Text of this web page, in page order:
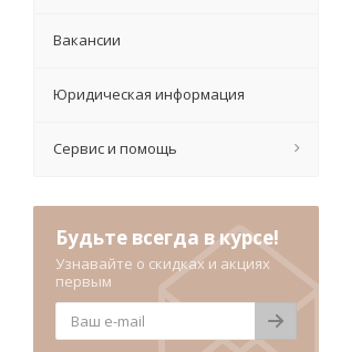
Вакансии
Юридическая информация
Сервис и помощь
Будьте всегда в курсе!
Узнавайте о скидках и акциях
первым